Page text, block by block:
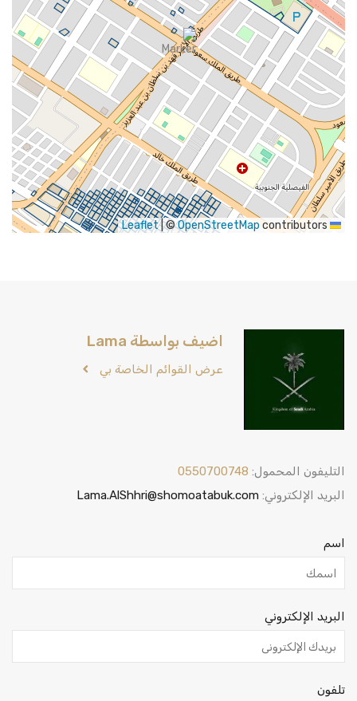
|©OpenStreetMap contributors
اضيف بواسطة Lama
عرض القوائم الخاصة بي
التليفون المحمول: 0550700748
البريد الإلكتروني: Lama.AlShhri@shomoatabuk.com
اسم
البريد الإلكتروني
تلفون